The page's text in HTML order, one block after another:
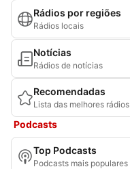
Rádios por regiões
Rádios locais
Notícias
Rádios de notícias
Recomendadas
Lista das melhores rádios
Podcasts
Top Podcasts
Podcasts mais populares